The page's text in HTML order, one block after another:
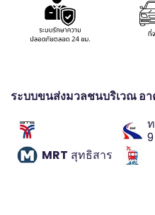
ระบบขนส่งมวลชนบริเวณ อา
9
MRT สุทธิสาร